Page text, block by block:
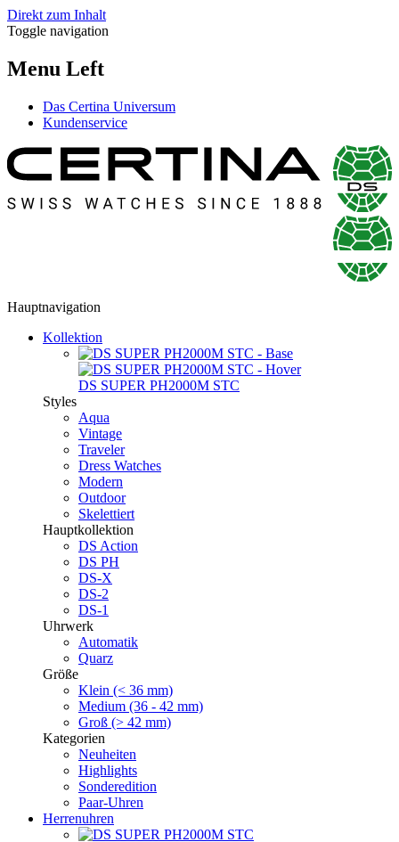
Direkt zum Inhalt
Toggle navigation
Menu Left
Das Certina Universum
Kundenservice
Hauptnavigation
Kollektion
DS SUPER PH2000M STC
Styles
Aqua
Vintage
Traveler
Dress Watches
Modern
Outdoor
Skelettiert
Hauptkollektion
DS Action
DS PH
DS-X
DS-2
DS-1
Uhrwerk
Automatik
Quarz
Größe
Klein (< 36 mm)
Medium (36 - 42 mm)
Groß (> 42 mm)
Kategorien
Neuheiten
Highlights
Sonderedition
Paar-Uhren
Herrenuhren